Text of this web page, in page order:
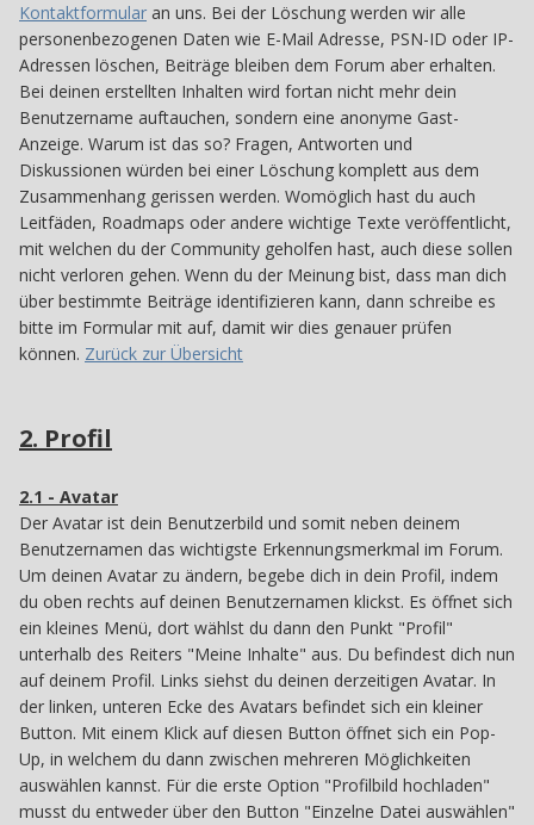
Kontaktformular an uns. Bei der Löschung werden wir alle
personenbezogenen Daten wie E-Mail Adresse, PSN-ID oder IP-
Adressen löschen, Beiträge bleiben dem Forum aber erhalten.
Bei deinen erstellten Inhalten wird fortan nicht mehr dein
Benutzername auftauchen, sondern eine anonyme Gast-
Anzeige. Warum ist das so? Fragen, Antworten und
Diskussionen würden bei einer Löschung komplett aus dem
Zusammenhang gerissen werden. Womöglich hast du auch
Leitfäden, Roadmaps oder andere wichtige Texte veröffentlicht,
mit welchen du der Community geholfen hast, auch diese sollen
nicht verloren gehen. Wenn du der Meinung bist, dass man dich
über bestimmte Beiträge identifizieren kann, dann schreibe es
bitte im Formular mit auf, damit wir dies genauer prüfen
können. Zurück zur Übersicht
2. Profil
2.1 - Avatar
Der Avatar ist dein Benutzerbild und somit neben deinem
Benutzernamen das wichtigste Erkennungsmerkmal im Forum.
Um deinen Avatar zu ändern, begebe dich in dein Profil, indem
du oben rechts auf deinen Benutzernamen klickst. Es öffnet sich
ein kleines Menü, dort wählst du dann den Punkt "Profil"
unterhalb des Reiters "Meine Inhalte" aus. Du befindest dich nun
auf deinem Profil. Links siehst du deinen derzeitigen Avatar. In
der linken, unteren Ecke des Avatars befindet sich ein kleiner
Button. Mit einem Klick auf diesen Button öffnet sich ein Pop-
Up, in welchem du dann zwischen mehreren Möglichkeiten
auswählen kannst. Für die erste Option "Profilbild hochladen"
musst du entweder über den Button "Einzelne Datei auswählen"